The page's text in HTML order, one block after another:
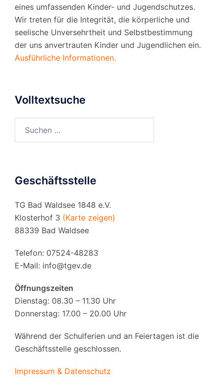
eines umfassenden Kinder- und Jugendschutzes.
Wir treten für die Integrität, die körperliche und
seelische Unversehrtheit und Selbstbestimmung
der uns anvertrauten Kinder und Jugendlichen ein.
Ausführliche Informationen.
Volltextsuche
Geschäftsstelle
TG Bad Waldsee 1848 e.V.
Klosterhof 3 (Karte zeigen)
88339 Bad Waldsee
Telefon: 07524-48283
E-Mail: info@tgev.de
Öffnungszeiten
Dienstag: 08.30 – 11.30 Uhr
Donnerstag: 17.00 – 20.00 Uhr
Während der Schulferien und an Feiertagen ist die
Geschäftsstelle geschlossen.
Impressum & Datenschutz